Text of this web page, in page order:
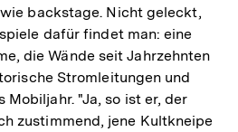
backstage. Nicht geleckt,
dafür findet man: eine
die Wände seit Jahrzehnten
Stromleitungen und
"Ja, so ist er, der
zustimmend, jene Kultkneipe